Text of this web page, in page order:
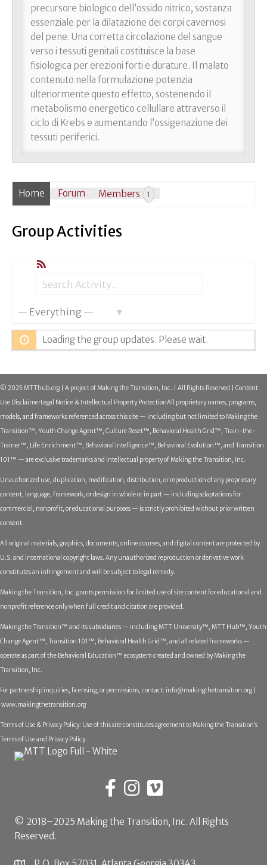
precursore biologico dell’ossido nitrico, sostanza
essenziale per la dilatazione dei corpi cavernosi
del pene. Una corretta circolazione del sangue
verso i tessuti genitali costituisce la base
fisiologica per erezioni forti e durature. Il malato
contenuto nella formulazione potenzia
ulteriormente questo effetto, sostenendo il
metabolismo energetico cellullare attraverso il
ciclo di Krebs e aumentando l’ossigenazione dei
tessuti periferici.
Home Forum Members 1
Group Activities
Search
Loading the group updates. Please wait.
© 2025 MTThub.org | A project of Making the Transition, Inc. | All Rights Reserved | Content
Use DisclaimerLegal Notice & Intellectual Property ProtectionAll proprietary names, programs,
models, and frameworks referenced across this site — including but not limited to Making the
Transition™, Youth Change Agent™, Culture Reset™, Behavioral Health Grid™, Train-the-
Trainer™, Life Enrichment™, Behavioral Intelligence™, Behavioral Evolution™, and Transition
101™ — are exclusive trademarks and intellectual property of Making the Transition, Inc.
Unauthorized use, duplication, modification, distribution, or reproduction of any proprietary
content, language, framework, or design in whole or in part — including adaptations for
commercial, nonprofit, or educational purposes — is strictly prohibited without prior written
consent.
All original materials, graphics, documents, online courses, and digital content are protected by
U.S. and international copyright laws. Any unauthorized reproduction or derivative work
constitutes an infringement and will be subject to legal remedy.
Making the Transition, Inc. grants permission for limited use of site content for educational and
nonprofit reference only when full credit and citation are provided.
Making the Transition™ and its subsidiaries — including MTT University™, MTT Hub™, Youth
Change Agent™, Transition 101™, Behavioral Health Grid™, and all related frameworks —
operate as part of the Behavioral Education™ ecosystem created and owned by Making the
Transition, Inc.
For partnership inquiries, licensing, or permissions, contact: info@makingthetransition.org |
www.makingthetransition.org
Terms of Use & Privacy Policy: Use of this site constitutes agreement to Making the Transition’s
Terms of Use and Privacy Policy.
© 2018–2025 Making the Transition, Inc. All Rights
Reserved.